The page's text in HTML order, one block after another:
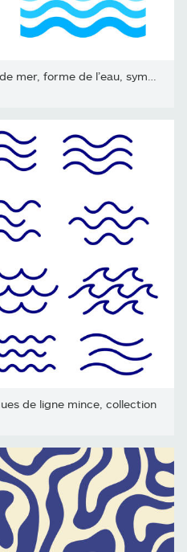
de ligne mince, collection